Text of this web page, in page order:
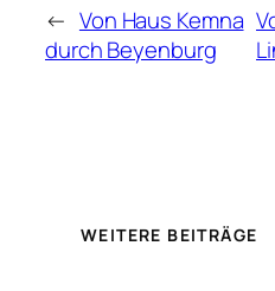
← Von Haus Kemna
durch Beyenburg
WEITERE BEITRÄGE